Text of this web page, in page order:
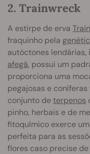
2. Trainwreck
A estirpe de erva
fraquinho pela
autóctones lendárias,
afegã, possui um
proporciona uma
pegajosas e coníferas
conjunto deterpenos
pinho, herbais e de
fitoquímico exerce
perfeita para as
flores caso precise